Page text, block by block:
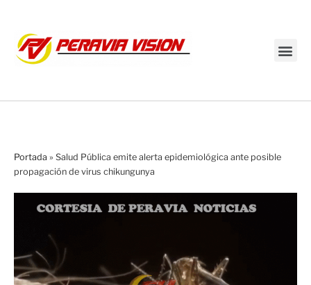
Portada » Salud Pública emite alerta epidemiológica ante posible
propagación de virus chikungunya